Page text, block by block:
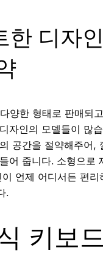
한 디자
양한 형태로 판매되
자인의 모델들이 많
공간을 절약해주어,
어 줍니다. 소형으로
언제 어디서든 편리
.
키보드